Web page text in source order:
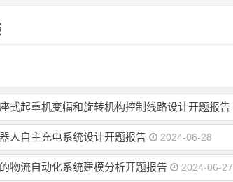
式起重机变幅和旋转机构控制线路设计开题报告
人自主充电系统设计开题报告 2024-06-28
物流自动化系统建模分析开题报告 2024-06-27